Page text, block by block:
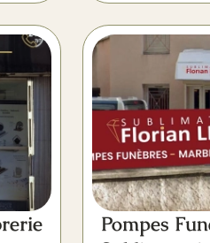
Pompes